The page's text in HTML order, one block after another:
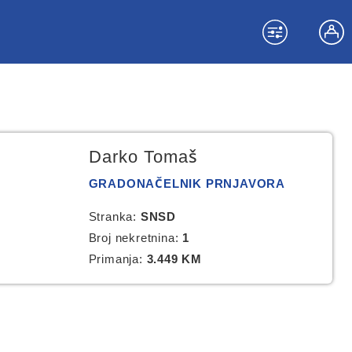
Darko Tomaš
GRADONAČELNIK PRNJAVORA
Stranka: SNSD
Broj nekretnina: 1
Primanja: 3.449 KM